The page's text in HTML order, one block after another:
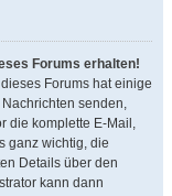
Forums erhalten!
Forums hat einige
senden,
die komplette E-Mail,
ganz wichtig, die
Details über den
kann dann